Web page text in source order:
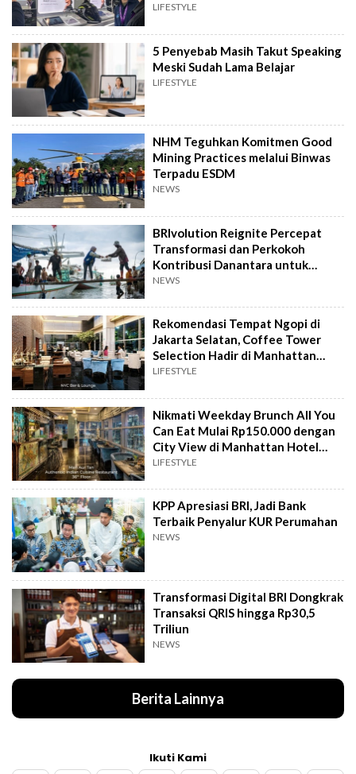
LIFESTYLE
5 Penyebab Masih Takut Speaking
Meski Sudah Lama Belajar
LIFESTYLE
NHM Teguhkan Komitmen Good
Mining Practices melalui Binwas
Terpadu ESDM
NEWS
BRIvolution Reignite Percepat
Transformasi dan Perkokoh
Kontribusi Danantara untuk
Ekonomi Nasional
NEWS
Rekomendasi Tempat Ngopi di
Jakarta Selatan, Coffee Tower
Selection Hadir di Manhattan
Hotel Jakarta
LIFESTYLE
Nikmati Weekday Brunch All You
Can Eat Mulai Rp150.000 dengan
City View di Manhattan Hotel
Jakarta
LIFESTYLE
KPP Apresiasi BRI, Jadi Bank
Terbaik Penyalur KUR Perumahan
NEWS
Transformasi Digital BRI Dongkrak
Transaksi QRIS hingga Rp30,5
Triliun
NEWS
Berita Lainnya
Ikuti Kami